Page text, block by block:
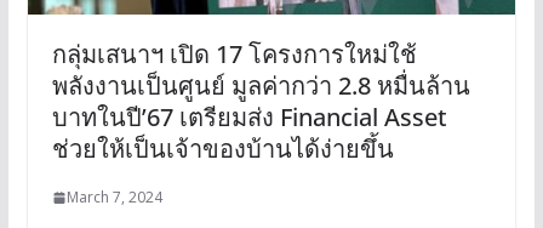
กลุ่มเสนาฯ เปิด 17 โครงการใหม่ใช้
พลังงานเป็นศูนย์ มูลค่ากว่า 2.8 หมื่นล้าน
บาทในปี’67 เตรียมส่ง Financial Asset
ช่วยให้เป็นเจ้าของบ้านได้ง่ายขึ้น
March 7, 2024